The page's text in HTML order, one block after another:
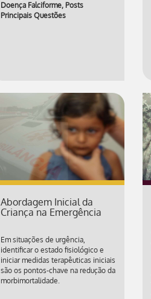
Doença Falciforme, Posts
Principais Questões
Abordagem Inicial da
Criança na Emergência
Em situações de urgência,
identificar o estado fisiológico e
iniciar medidas terapêuticas iniciais
são os pontos-chave na redução da
morbimortalidade.